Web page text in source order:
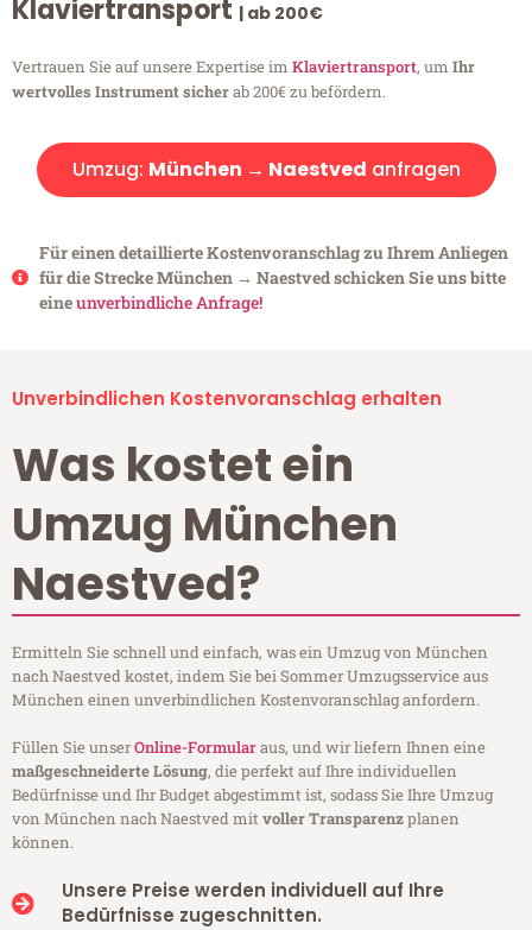
Klaviertransport | ab 200€
Vertrauen Sie auf unsere Expertise im Klaviertransport, um Ihr
wertvolles Instrument sicherab 200€ zu befördern.
Umzug: München → Naestved anfragen
Für einen detaillierte Kostenvoranschlag zu Ihrem Anliegen
für die Strecke München → Naestved schicken Sie uns bitte
eineunverbindliche Anfrage!
Unverbindlichen Kostenvoranschlag erhalten
Was kostet ein
Umzug München
Naestved?
Ermitteln Sie schnell und einfach, was ein Umzug von München
nach Naestved kostet, indem Sie bei Sommer Umzugsservice aus
München einen unverbindlichen Kostenvoranschlag anfordern.
Füllen Sie unserOnline-Formularaus, und wir liefern Ihnen eine
maßgeschneiderte Lösung, die perfekt auf Ihre individuellen
Bedürfnisse und Ihr Budget abgestimmt ist, sodass Sie Ihre Umzug
von München nach Naestved mitvoller Transparenzplanen
können.
Unsere Preise werden individuell auf Ihre
Bedürfnisse zugeschnitten.